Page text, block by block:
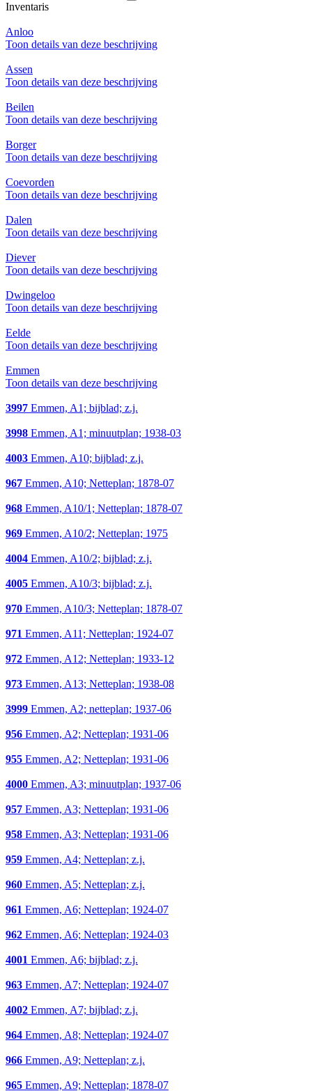
Inventaris
Anloo
Toon details van deze beschrijving
Assen
Toon details van deze beschrijving
Beilen
Toon details van deze beschrijving
Borger
Toon details van deze beschrijving
Coevorden
Toon details van deze beschrijving
Dalen
Toon details van deze beschrijving
Diever
Toon details van deze beschrijving
Dwingeloo
Toon details van deze beschrijving
Eelde
Toon details van deze beschrijving
Emmen
Toon details van deze beschrijving
3997 Emmen, A1; bijblad; z.j.
3998 Emmen, A1; minuutplan; 1938-03
4003 Emmen, A10; bijblad; z.j.
967 Emmen, A10; Netteplan; 1878-07
968 Emmen, A10/1; Netteplan; 1878-07
969 Emmen, A10/2; Netteplan; 1975
4004 Emmen, A10/2; bijblad; z.j.
4005 Emmen, A10/3; bijblad; z.j.
970 Emmen, A10/3; Netteplan; 1878-07
971 Emmen, A11; Netteplan; 1924-07
972 Emmen, A12; Netteplan; 1933-12
973 Emmen, A13; Netteplan; 1938-08
3999 Emmen, A2; netteplan; 1937-06
956 Emmen, A2; Netteplan; 1931-06
955 Emmen, A2; Netteplan; 1931-06
4000 Emmen, A3; minuutplan; 1937-06
957 Emmen, A3; Netteplan; 1931-06
958 Emmen, A3; Netteplan; 1931-06
959 Emmen, A4; Netteplan; z.j.
960 Emmen, A5; Netteplan; z.j.
961 Emmen, A6; Netteplan; 1924-07
962 Emmen, A6; Netteplan; 1924-03
4001 Emmen, A6; bijblad; z.j.
963 Emmen, A7; Netteplan; 1924-07
4002 Emmen, A7; bijblad; z.j.
964 Emmen, A8; Netteplan; 1924-07
966 Emmen, A9; Netteplan; z.j.
965 Emmen, A9; Netteplan; 1878-07